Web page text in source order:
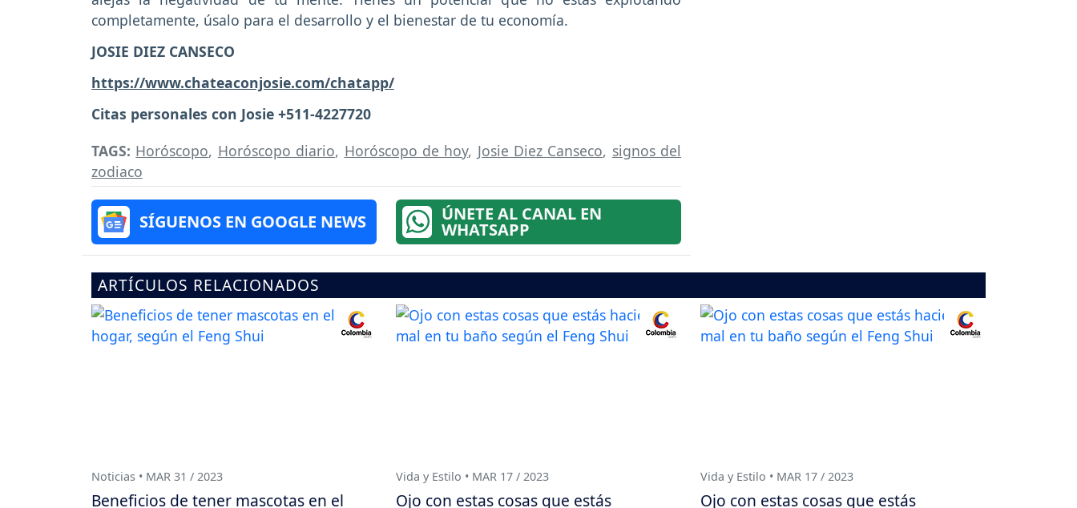
completamente, úsalo para el desarrollo y el bienestar de tu economía.
JOSIE DIEZ CANSECO
https://www.chateaconjosie.com/chatapp/
Citas personales con Josie +511-4227720
TAGS: Horóscopo, Horóscopo diario, Horóscopo de hoy, Josie Diez Canseco, signos del
zodiaco
SÍGUENOS EN GOOGLE NEWS ÚNETE AL CANAL EN
WHATSAPP
ARTÍCULOS RELACIONADOS
Noticias • MAR 31 / 2023
Beneficios de tener mascotas en el
Vida y Estilo • MAR 17 / 2023
Ojo con estas cosas que estás
Vida y Estilo • MAR 17 / 2023
Ojo con estas cosas que estás